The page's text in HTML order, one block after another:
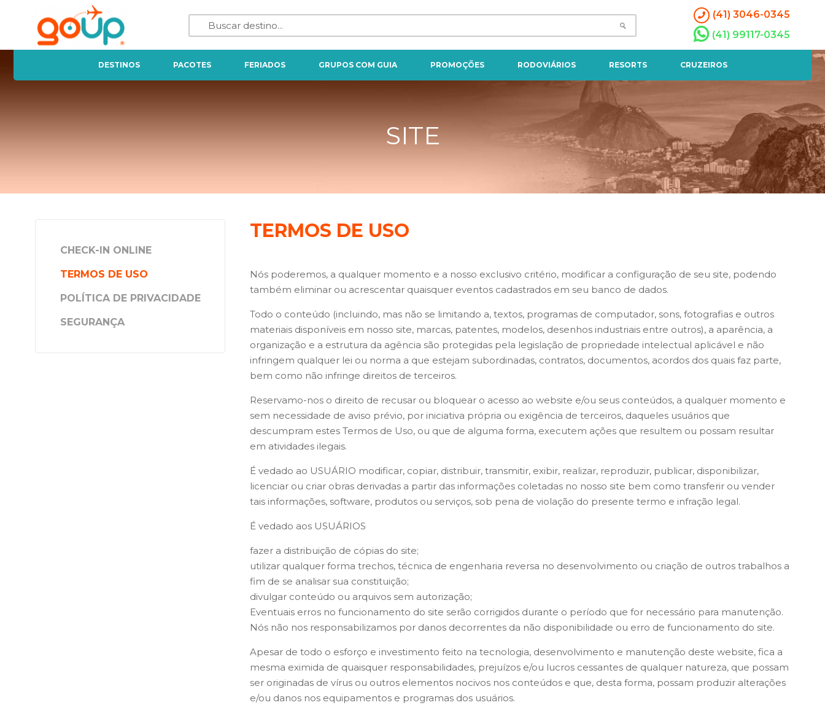
(41) 3046-0345
(41) 99117-0345
DESTINOS PACOTES FERIADOS GRUPOS COM GUIA PROMOÇÕES RODOVIÁRIOS RESORTS CRUZEIROS
SITE
CHECK-IN ONLINE
TERMOS DE USO
POLÍTICA DE PRIVACIDADE
SEGURANÇA
TERMOS DE USO
Nós poderemos, a qualquer momento e a nosso exclusivo critério, modificar a configuração de seu site, podendo
também eliminar ou acrescentar quaisquer eventos cadastrados em seu banco de dados.
Todo o conteúdo (incluindo, mas não se limitando a, textos, programas de computador, sons, fotografias e outros
materiais disponíveis em nosso site, marcas, patentes, modelos, desenhos industriais entre outros), a aparência, a
organização e a estrutura da agência são protegidas pela legislação de propriedade intelectual aplicável e não
infringem qualquer lei ou norma a que estejam subordinadas, contratos, documentos, acordos dos quais faz parte,
bem como não infringe direitos de terceiros.
Reservamo-nos o direito de recusar ou bloquear o acesso ao website e/ou seus conteúdos, a qualquer momento e
sem necessidade de aviso prévio, por iniciativa própria ou exigência de terceiros, daqueles usuários que
descumpram estes Termos de Uso, ou que de alguma forma, executem ações que resultem ou possam resultar
em atividades ilegais.
É vedado ao USUÁRIO modificar, copiar, distribuir, transmitir, exibir, realizar, reproduzir, publicar, disponibilizar,
licenciar ou criar obras derivadas a partir das informações coletadas no nosso site bem como transferir ou vender
tais informações, software, produtos ou serviços, sob pena de violação do presente termo e infração legal.
É vedado aos USUÁRIOS
fazer a distribuição de cópias do site;
utilizar qualquer forma trechos, técnica de engenharia reversa no desenvolvimento ou criação de outros trabalhos a
fim de se analisar sua constituição;
divulgar conteúdo ou arquivos sem autorização;
Eventuais erros no funcionamento do site serão corrigidos durante o período que for necessário para manutenção.
Nós não nos responsabilizamos por danos decorrentes da não disponibilidade ou erro de funcionamento do site.
Apesar de todo o esforço e investimento feito na tecnologia, desenvolvimento e manutenção deste website, fica a
mesma eximida de quaisquer responsabilidades, prejuízos e/ou lucros cessantes de qualquer natureza, que possam
ser originadas de vírus ou outros elementos nocivos nos conteúdos e que, desta forma, possam produzir alterações
e/ou danos nos equipamentos e programas dos usuários.